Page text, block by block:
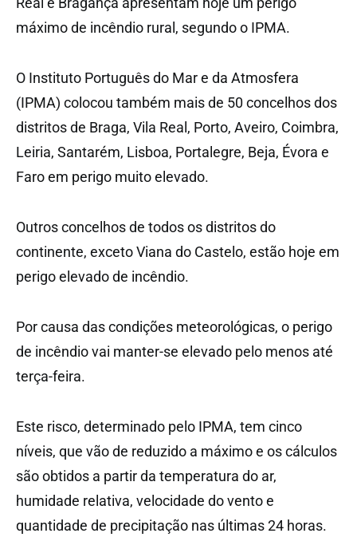
máximo de incêndio rural, segundo o IPMA.
O Instituto Português do Mar e da Atmosfera
(IPMA) colocou também mais de 50 concelhos dos
distritos de Braga, Vila Real, Porto, Aveiro, Coimbra,
Leiria, Santarém, Lisboa, Portalegre, Beja, Évora e
Faro em perigo muito elevado.
Outros concelhos de todos os distritos do
continente, exceto Viana do Castelo, estão hoje em
perigo elevado de incêndio.
Por causa das condições meteorológicas, o perigo
de incêndio vai manter-se elevado pelo menos até
terça-feira.
Este risco, determinado pelo IPMA, tem cinco
níveis, que vão de reduzido a máximo e os cálculos
são obtidos a partir da temperatura do ar,
humidade relativa, velocidade do vento e
quantidade de precipitação nas últimas 24 horas.